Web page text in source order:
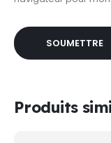
Produits